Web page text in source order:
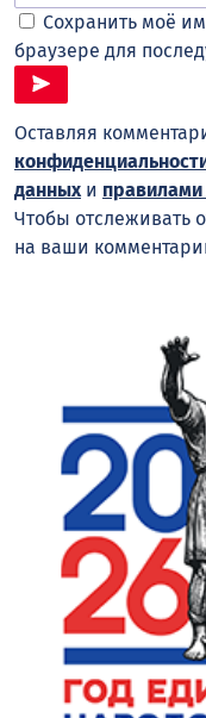
Сохранить моё
браузере для
Оставляя
данных и
Чтобы отслеживать
на ваши